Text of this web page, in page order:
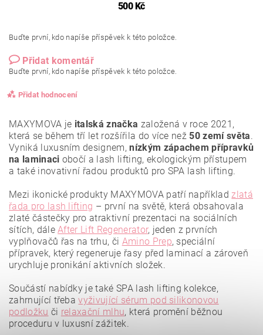
500 Kč
Buďte první, kdo napíše příspěvek k této položce.
Přidat komentář
Buďte první, kdo napíše příspěvek k této položce.
Přidat hodnocení
osobních údajů.
MAXYMOVA je italská značka založená v roce 2021,
která se během tří let rozšířila do více než 50 zemí světa.
Vyniká luxusním designem,nízkým zápachem přípravků
na laminaci obočí a lash lifting, ekologickým přístupem
a také inovativní řadou produktů pro SPA lash lifting.
Mezi ikonické produkty MAXYMOVA patří napříkladzlatá
řada pro lash lifting – první na světě, která obsahovala
zlaté částečky pro atraktivní prezentaci na sociálních
sítích, dáleAfter Lift Regenerator, jeden z prvních
vyplňovačů řas na trhu, či Amino Prep, speciální
přípravek, který regeneruje řasy před laminací a zároveň
urychluje pronikání aktivních složek.
Součástí nabídky je také SPA lash lifting kolekce,
zahrnující třebavyživující sérum pod silikonovou
podložku či relaxační mlhu, která promění běžnou
proceduru v luxusní zážitek.